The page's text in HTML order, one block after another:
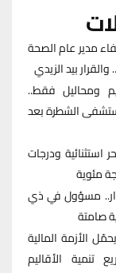
مدير عام الصحة
بيد الزيدي
ومحاليل فقط..
الشطرة بعد
استثنائية ودرجات
مئوية
مسؤول في ذي
صامتة
الأزمة المالية
الأقاليم